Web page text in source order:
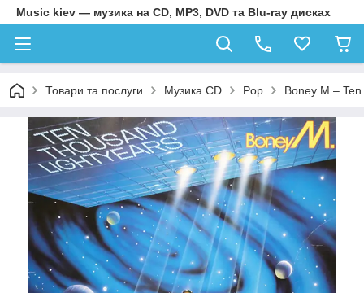
Music kiev — музика на CD, MP3, DVD та Blu-ray дисках
Товари та послуги Музика CD Pop Boney M –